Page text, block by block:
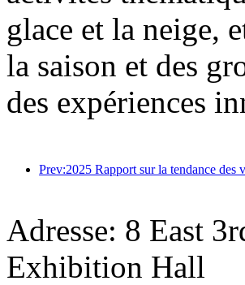
glace et la neige,
la saison et des
des expériences
Adresse: 8 East
Exhibition Hall